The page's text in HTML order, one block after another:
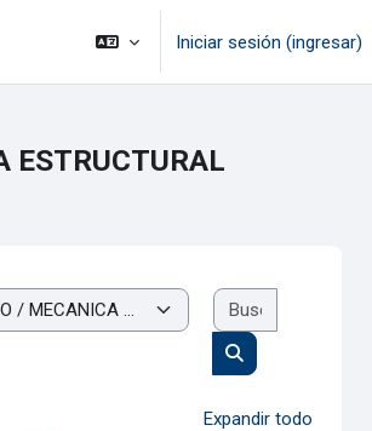
Iniciar sesión (ingresar)
ESTRUCTURAL
Buscar cursos
Expandir todo